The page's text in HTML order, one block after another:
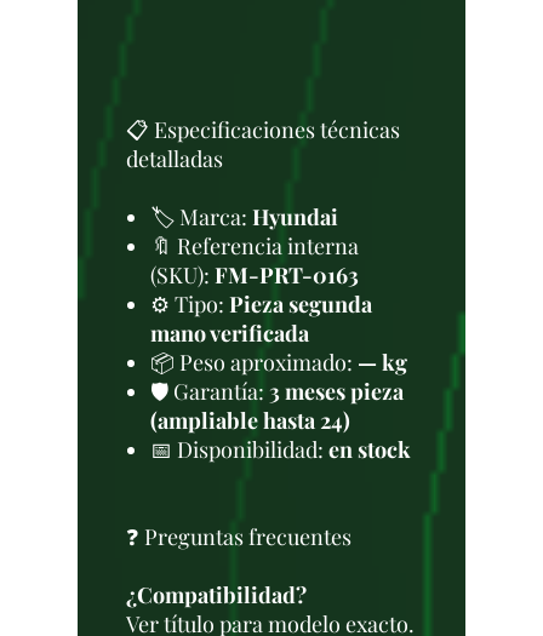
📋 Especificaciones técnicas
detalladas
🏷️ Marca: Hyundai
🔖 Referencia interna
(SKU): FM-PRT-0163
⚙️ Tipo: Pieza segunda
mano verificada
📦 Peso aproximado: — kg
🛡️ Garantía: 3 meses pieza
(ampliable hasta 24)
📅 Disponibilidad: en stock
❓ Preguntas frecuentes
¿Compatibilidad?
Ver título para modelo exacto.